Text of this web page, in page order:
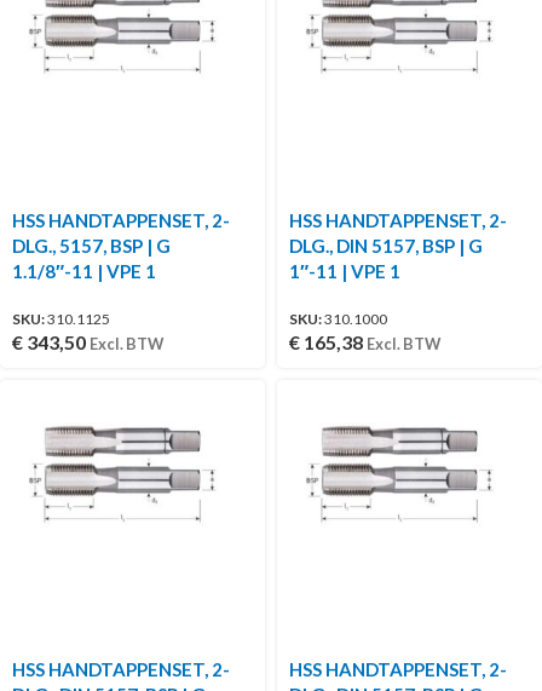
HSS HANDTAPPENSET, 2-
DLG., 5157, BSP | G
1.1/8″-11 | VPE 1
SKU:310.1125
€ 343,50 Excl. BTW
HSS HANDTAPPENSET, 2-
DLG., DIN 5157, BSP | G
1″-11 | VPE 1
SKU:310.1000
€ 165,38 Excl. BTW
HSS HANDTAPPENSET, 2-
HSS HANDTAPPENSET, 2-